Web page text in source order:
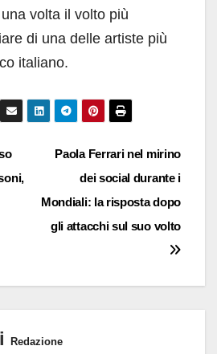
volta il volto più
di una delle artiste più
italiano.
Paola Ferrari nel mirino
dei social durante i
Mondiali: la risposta dopo
gli attacchi sul suo volto
Redazione